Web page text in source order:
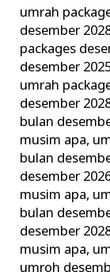
umrah
desember
packages
desember
umrah
desember
bulan
musim apa,
bulan
desember
musim apa,
bulan
desember
musim apa,